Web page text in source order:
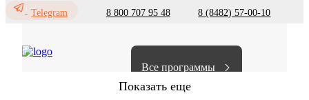
Telegram
8 800 707 95 48 8 (8482) 57-00-10
Все программы
Показать еще